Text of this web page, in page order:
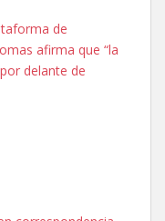
PERDIDO HOY
ASUSTADIZO
de
afirma que “la
delante de